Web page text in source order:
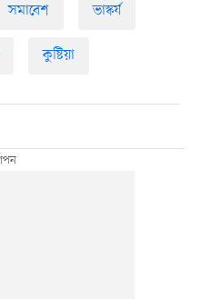
সমাবেশ ভাস্কর্য
কুষ্টিয়া